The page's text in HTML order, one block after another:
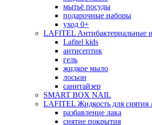
мытьё посуды
подарочные наборы
уход 0+
LAFITEL Антибактериальные и
Lafitel kids
антисептик
гель
жидкое мыло
лосьон
санитайзер
SMART BOX NAIL
LAFITEL Жидкость для снятия
разбавление лака
снятие покрытия